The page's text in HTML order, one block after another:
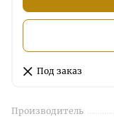
Под заказ
Производитель